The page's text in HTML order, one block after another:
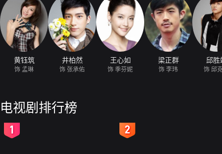
黄钰筑
饰 孟琳
井柏然
饰 张承佑
王心如
饰 季芬妮
梁正群
饰 李玮
邱胜
饰 邱
电视剧排行榜